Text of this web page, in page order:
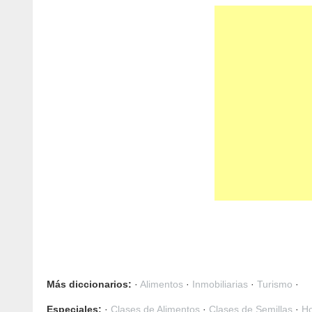
Más diccionarios: · Alimentos · Inmobiliarias · Turismo ·
Especiales: · Clases de Alimentos · Clases de Semillas ·